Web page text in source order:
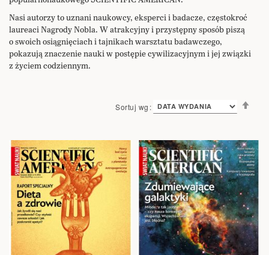
Sortuj wg
Nasi autorzy to uznani naukowcy, eksperci i badacze, częstokroć
laureaci Nagrody Nobla. W atrakcyjny i przystępny sposób piszą
o swoich osiągnięciach i tajnikach warsztatu badawczego,
pokazują znaczenie nauki w postępie cywilizacyjnym i jej związki
z życiem codziennym.